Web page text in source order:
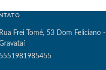
Rua Frei Tomé, 53 Dom Feliciano -
5551981985455